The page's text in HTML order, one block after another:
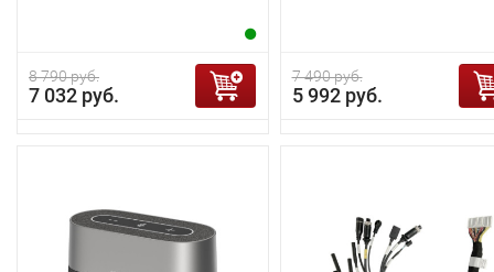
8 790 руб.
7 032 руб.
7 490 руб.
5 992 руб.